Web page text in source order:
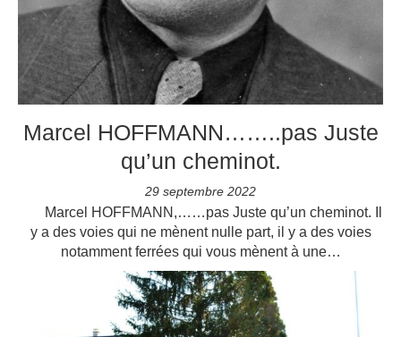
Marcel HOFFMANN……..pas Juste
qu’un cheminot.
29 septembre 2022
Marcel HOFFMANN,……pas Juste qu’un cheminot. Il
y a des voies qui ne mènent nulle part, il y a des voies
notamment ferrées qui vous mènent à une…